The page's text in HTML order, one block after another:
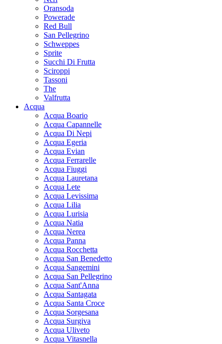
Oransoda
Powerade
Red Bull
San Pellegrino
Schweppes
Sprite
Succhi Di Frutta
Sciroppi
Tassoni
The
Valfrutta
Acqua
Acqua Boario
Acqua Capannelle
Acqua Di Nepi
Acqua Egeria
Acqua Evian
Acqua Ferrarelle
Acqua Fiuggi
Acqua Lauretana
Acqua Lete
Acqua Levissima
Acqua Lilia
Acqua Lurisia
Acqua Natia
Acqua Nerea
Acqua Panna
Acqua Rocchetta
Acqua San Benedetto
Acqua Sangemini
Acqua San Pellegrino
Acqua Sant'Anna
Acqua Santagata
Acqua Santa Croce
Acqua Sorgesana
Acqua Surgiva
Acqua Uliveto
Acqua Vitasnella